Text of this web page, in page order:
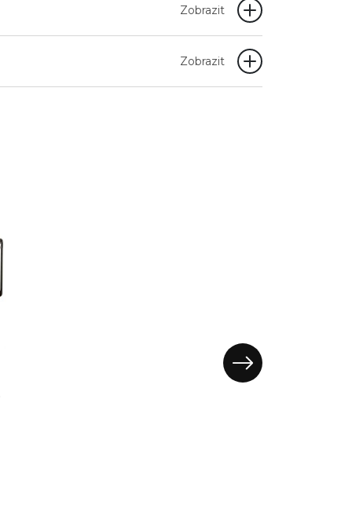
Zobrazit
Zobrazit